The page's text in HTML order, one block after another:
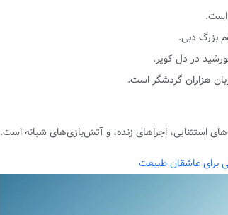
است.
بزرگ دبی.
در دل کویر.
هزاران گردشگر است.
استثنایی، اجراهای زنده، و آتش‌بازی‌های شبانه است.